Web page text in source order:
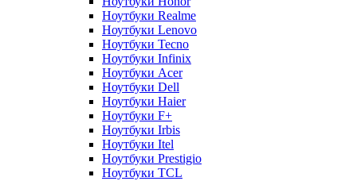
Ноутбуки Realme
Ноутбуки Lenovo
Ноутбуки Tecno
Ноутбуки Infinix
Ноутбуки Acer
Ноутбуки Dell
Ноутбуки Haier
Ноутбуки F+
Ноутбуки Irbis
Ноутбуки Itel
Ноутбуки Prestigio
Ноутбуки TCL